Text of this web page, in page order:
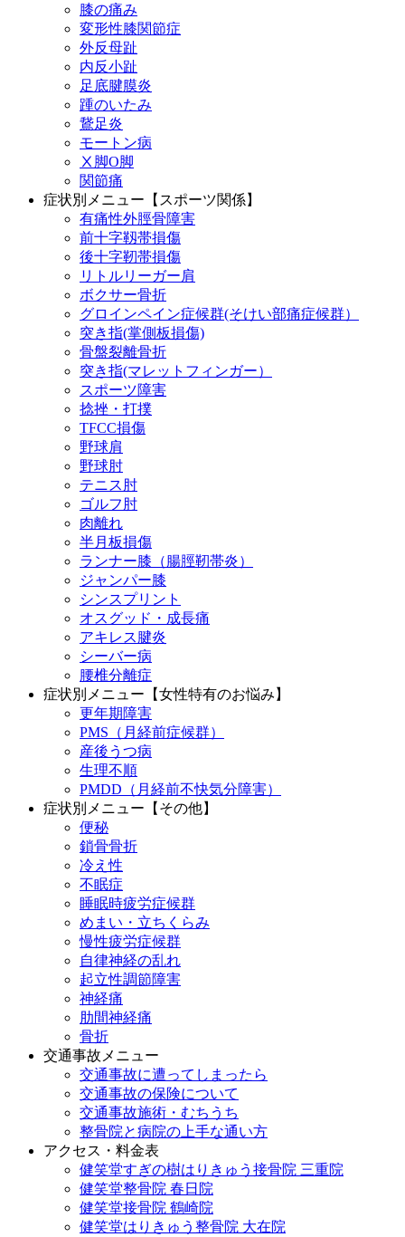
膝の痛み
変形性膝関節症
外反母趾
内反小趾
足底腱膜炎
踵のいたみ
鵞足炎
モートン病
Ⅹ脚O脚
関節痛
症状別メニュー【スポーツ関係】
有痛性外脛骨障害
前十字靱帯損傷
後十字靭帯損傷
リトルリーガー肩
ボクサー骨折
グロインペイン症候群(そけい部痛症候群）
突き指(掌側板損傷)
骨盤裂離骨折
突き指(マレットフィンガー）
スポーツ障害
捻挫・打撲
TFCC損傷
野球肩
野球肘
テニス肘
ゴルフ肘
肉離れ
半月板損傷
ランナー膝（腸脛靭帯炎）
ジャンパー膝
シンスプリント
オスグッド・成長痛
アキレス腱炎
シーバー病
腰椎分離症
症状別メニュー【女性特有のお悩み】
更年期障害
PMS（月経前症候群）
産後うつ病
生理不順
PMDD（月経前不快気分障害）
症状別メニュー【その他】
便秘
鎖骨骨折
冷え性
不眠症
睡眠時疲労症候群
めまい・立ちくらみ
慢性疲労症候群
自律神経の乱れ
起立性調節障害
神経痛
肋間神経痛
骨折
交通事故メニュー
交通事故に遭ってしまったら
交通事故の保険について
交通事故施術・むちうち
整骨院と病院の上手な通い方
アクセス・料金表
健笑堂すぎの樹はりきゅう接骨院 三重院
健笑堂整骨院 春日院
健笑堂接骨院 鶴崎院
健笑堂はりきゅう整骨院 大在院